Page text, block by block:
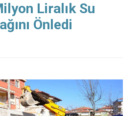
Liralık Su
Önledi